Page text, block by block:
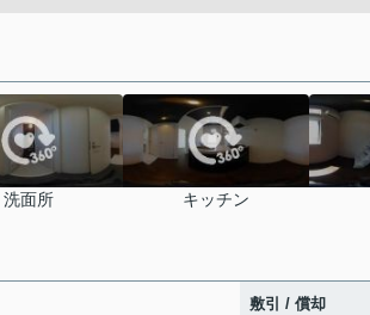
洗面所 キッチン
敷引 / 償却